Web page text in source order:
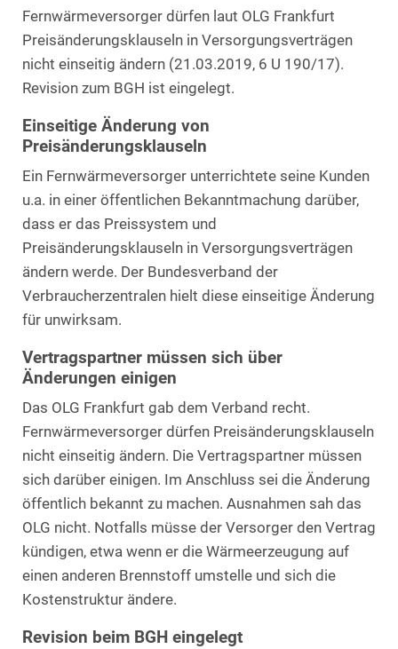
Fernwärmeversorger dürfen laut OLG Frankfurt
Preisänderungsklauseln in Versorgungsverträgen
nicht einseitig ändern (21.03.2019, 6 U 190/17).
Revision zum BGH ist eingelegt.
Einseitige Änderung von
Preisänderungsklauseln
Ein Fernwärmeversorger unterrichtete seine Kunden
u.a. in einer öffentlichen Bekanntmachung darüber,
dass er das Preissystem und
Preisänderungsklauseln in Versorgungsverträgen
ändern werde. Der Bundesverband der
Verbraucherzentralen hielt diese einseitige Änderung
für unwirksam.
Vertragspartner müssen sich über
Änderungen einigen
Das OLG Frankfurt gab dem Verband recht.
Fernwärmeversorger dürfen Preisänderungsklauseln
nicht einseitig ändern. Die Vertragspartner müssen
sich darüber einigen. Im Anschluss sei die Änderung
öffentlich bekannt zu machen. Ausnahmen sah das
OLG nicht. Notfalls müsse der Versorger den Vertrag
kündigen, etwa wenn er die Wärmeerzeugung auf
einen anderen Brennstoff umstelle und sich die
Kostenstruktur ändere.
Revision beim BGH eingelegt